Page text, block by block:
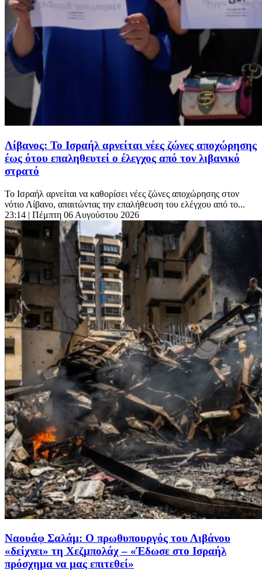
Λίβανος: Το Ισραήλ αρνείται νέες ζώνες αποχώρησης
έως ότου επαληθευτεί ο έλεγχος από τον λιβανικό
στρατό
Το Ισραήλ αρνείται να καθορίσει νέες ζώνες αποχώρησης στον
νότιο Λίβανο, απαιτώντας την επαλήθευση του ελέγχου από το...
23:14 | Πέμπτη 06 Αυγούστου 2026
Ναουάφ Σαλάμ: Ο πρωθυπουργός του Λιβάνου
«δείχνει» τη Χεζμπολάχ – «Έδωσε στο Ισραήλ
πρόσχημα να μας επιτεθεί»